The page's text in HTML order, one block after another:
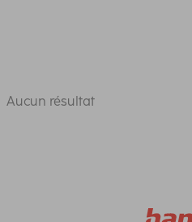
Aucun résultat